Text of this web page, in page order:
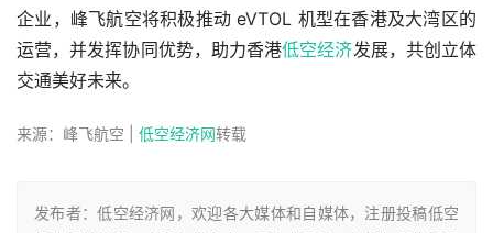
企业，峰飞航空将积极推动 eVTOL 机型在香港及大湾区的
运营，并发挥协同优势，助力香港低空经济发展，共创立体
交通美好未来。
来源：峰飞航空 | 低空经济网转载
发布者：低空经济网，欢迎各大媒体和自媒体，注册投稿低空